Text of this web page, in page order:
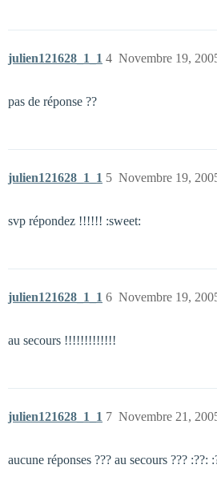
julien121628_1_1 Novembre 19,
4
pas de réponse ??
julien121628_1_1 Novembre 19,
5
svp répondez !!!!!! :sweet:
julien121628_1_1 Novembre 19,
6
au secours !!!!!!!!!!!!!
julien121628_1_1 Novembre 21,
7
aucune réponses ??? au secours ??? :??: